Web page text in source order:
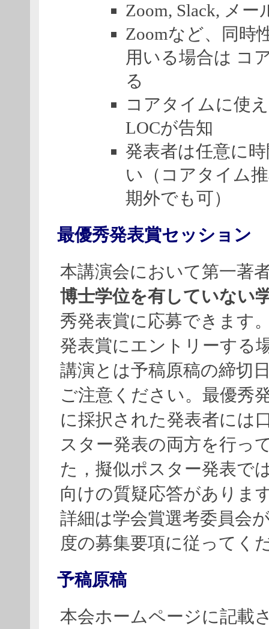
Zoom, Slack, メー
Zoomなど、同時
用いる場合は コ
る
コアタイムに使
LOCが告知
発表者は任意に
い（コアタイム
期外でも可）
最優秀発表賞セッション
本講演会において第一著
博士学位を有していない
秀発表賞に応募できます
発表賞にエントリーする
講演とは予稿原稿の締切
ご注意ください。最優秀
に採択された発表者には
スター発表の両方を行っ
た，擬似ポスター発表で
向けの質疑応答がありま
詳細は学会賞選考委員会
度の募集要項に従ってく
予稿原稿
本会ホームページに記載